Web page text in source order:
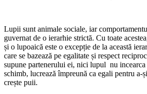
Lupii sunt animale sociale, iar
guvernat de o ierarhie strictă. Cu toate
și o lupoaică este o excepție de la această
care se bazează pe egalitate și respect
supune partenerului ei, nici lupul nu incearca
schimb, lucrează împreună ca egali pentru a-
crește puii.